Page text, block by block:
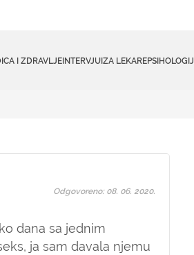
I ZDRAVLJEINTERVJUIZA LEKARE
dana sa jednim
ja sam davala njemu
Odgovoreno: 08. 06. 2020.